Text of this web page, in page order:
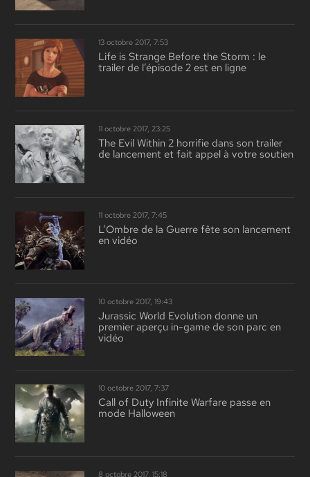
13 octobre 2017, 7:53
Life is Strange Before the Storm : le
trailer de l’épisode 2 est en ligne
11 octobre 2017, 23:25
The Evil Within 2 horrifie dans son trailer
de lancement et fait appel à votre soutien
11 octobre 2017, 7:45
L’Ombre de la Guerre fête son lancement
en vidéo
10 octobre 2017, 19:43
Jurassic World Evolution donne un
premier aperçu in-game de son parc en
vidéo
10 octobre 2017, 7:37
Call of Duty Infinite Warfare passe en
mode Halloween
8 octobre 2017, 15:18